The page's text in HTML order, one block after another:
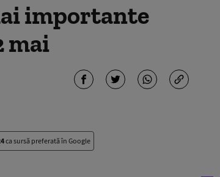
importante
mai
ca sursă preferată în Google